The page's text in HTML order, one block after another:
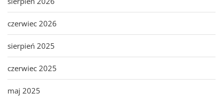
czerwiec 2026
sierpień 2025
czerwiec 2025
maj 2025